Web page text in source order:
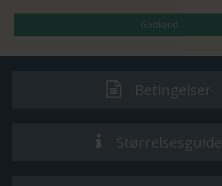
Godkend
Betingelser
Størrelsesguide